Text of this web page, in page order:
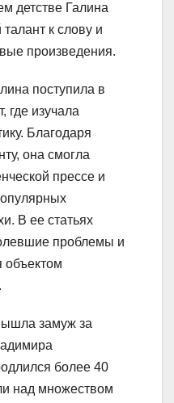
детстве Галина
к слову и
произведения.
поступила в
где изучала
Благодаря
она смогла
прессе и
В ее статьях
проблемы и
объектом
замуж за
более 40
над множеством